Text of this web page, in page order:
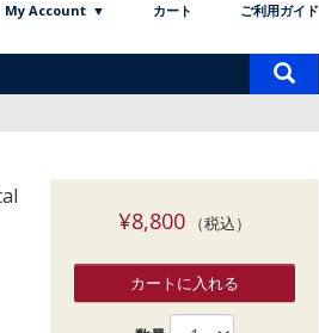
My Account カート ご利用ガイド
索
¥8,800（税込）
カートに入れる